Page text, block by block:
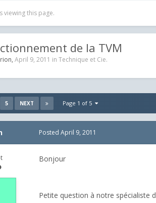
viewing this page.
de la TVM
, April 9, 2011 in Technique et Cie.
5 NEXT Page 1 of 5
Posted April 9, 2011
Bonjour
Petite question à notre spécialiste